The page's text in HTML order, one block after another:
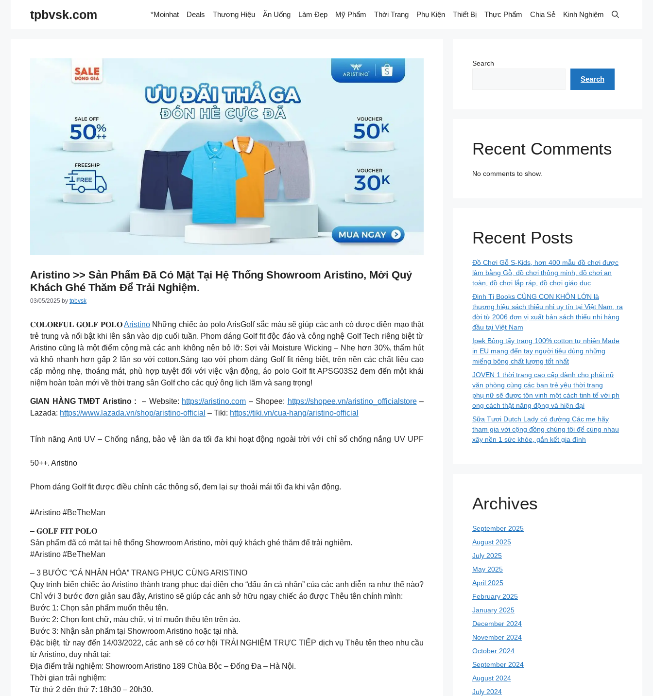
tpbvsk.com *Moinhat Deals Thương Hiệu Ăn Uống Làm Đẹp Mỹ Phẩm Thời Trang Phụ Kiện Thiết Bị Thực Phẩm Chia Sẻ Kinh Nghiệm
Aristino >> Sản Phẩm Đã Có Mặt Tại Hệ Thống Showroom Aristino, Mời Quý
Khách Ghé Thăm Để Trải Nghiệm.
03/05/2025 by tpbvsk
𝐂𝐎𝐋𝐎𝐑𝐅𝐔𝐋 𝐆𝐎𝐋𝐅 𝐏𝐎𝐋𝐎Aristino Những chiếc áo polo ArisGolf sắc màu sẽ giúp các anh có được diện mạo thật
trẻ trung và nổi bật khi lên sân vào dịp cuối tuần. Phom dáng Golf fit độc đáo và công nghệ Golf Tech riêng biệt từ
Aristino cũng là một điểm cộng mà các anh không nên bỏ lỡ: Sợi vải Moisture Wicking – Nhẹ hơn 30%, thấm hút
và khô nhanh hơn gấp 2 lần so với cotton.Sáng tạo với phom dáng Golf fit riêng biệt, trên nền các chất liệu cao
cấp mỏng nhẹ, thoáng mát, phù hợp tuyệt đối với việc vận động, áo polo Golf fit APSG03S2 đem đến một khái
niệm hoàn toàn mới về thời trang sân Golf cho các quý ông lịch lãm và sang trọng!
GIAN HÀNG TMĐT Aristino : – Website: https://aristino.com – Shopee: https://shopee.vn/aristino_officialstore–
Lazada: https://www.lazada.vn/shop/aristino-official – Tiki: https://tiki.vn/cua-hang/aristino-official
Tính năng Anti UV – Chống nắng, bảo vệ làn da tối đa khi hoạt động ngoài trời với chỉ số chống nắng UV UPF
50++. Aristino
Phom dáng Golf fit được điều chỉnh các thông số, đem lại sự thoải mái tối đa khi vận động.
#Aristino #BeTheMan
– 𝐆𝐎𝐋𝐅 𝐅𝐈𝐓 𝐏𝐎𝐋𝐎
Sản phẩm đã có mặt tại hệ thống Showroom Aristino, mời quý khách ghé thăm để trải nghiệm.
#Aristino #BeTheMan
– 3 BƯỚC “CÁ NHÂN HÓA” TRANG PHỤC CÙNG ARISTINO
Quy trình biến chiếc áo Aristino thành trang phục đại diện cho “dấu ấn cá nhân” của các anh diễn ra như thế nào?
Chỉ với 3 bước đơn giản sau đây, Aristino sẽ giúp các anh sở hữu ngay chiếc áo được Thêu tên chính mình:
Bước 1: Chọn sản phẩm muốn thêu tên.
Bước 2: Chọn font chữ, màu chữ, vị trí muốn thêu tên trên áo.
Bước 3: Nhận sản phẩm tại Showroom Aristino hoặc tại nhà.
Đặc biệt, từ nay đến 14/03/2022, các anh sẽ có cơ hội TRẢI NGHIỆM TRỰC TIẾP dịch vụ Thêu tên theo nhu cầu
từ Aristino, duy nhất tại:
Địa điểm trải nghiệm: Showroom Aristino 189 Chùa Bộc – Đống Đa – Hà Nội.
Thời gian trải nghiệm:
Từ thứ 2 đến thứ 7: 18h30 – 20h30.
Search
Search
Recent Comments
No comments to show.
Recent Posts
Đồ Chơi Gỗ S-Kids, hơn 400 mẫu đồ chơi được
làm bằng Gỗ, đồ chơi thông minh, đồ chơi an
toàn, đồ chơi lắp ráp, đồ chơi giáo dục
Đinh Tị Books CÙNG CON KHÔN LỚN là
thương hiệu sách thiếu nhi uy tín tại Việt Nam, ra
đời từ 2006 đơn vị xuất bản sách thiếu nhi hàng
đầu tại Việt Nam
Ipek Bông tẩy trang 100% cotton tự nhiên Made
in EU mang đến tay người tiêu dùng những
miếng bông chất lượng tốt nhất
JOVEN 1 thời trang cao cấp dành cho phái nữ
văn phòng cùng các bạn trẻ yêu thời trang
phụ nữ sẽ được tôn vinh một cách tinh tế với ph
ong cách thật năng động và hiện đại
Sữa Tươi Dutch Lady có đường Các mẹ hãy
tham gia với cộng đồng chúng tôi để cùng nhau
xây nền 1 sức khỏe, gắn kết gia đình
Archives
September 2025
August 2025
July 2025
May 2025
April 2025
February 2025
January 2025
December 2024
November 2024
October 2024
September 2024
August 2024
July 2024